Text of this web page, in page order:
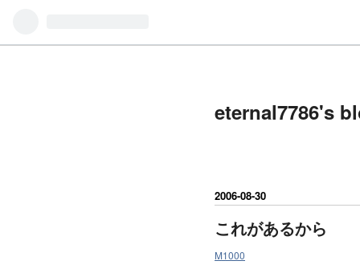
eternal7786's
2006-08-30
これがあるから
M1000